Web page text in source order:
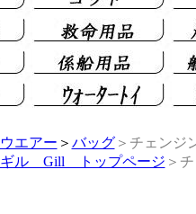
ウエアー ＞ バッグ＞チェン
ギル Gill トップページ ＞